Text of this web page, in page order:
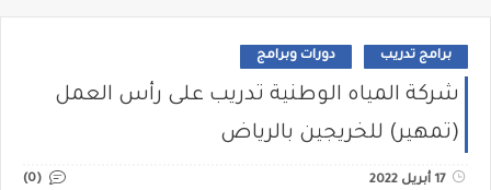
برامج تدريب دورات وبرامج
شركة المياه الوطنية تدريب على رأس العمل
(تمهير) للخريجين بالرياض
17 أبريل 2022 (0)